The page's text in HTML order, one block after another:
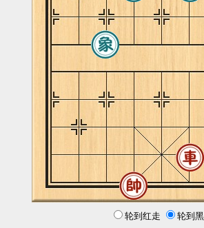
轮到红走 轮到